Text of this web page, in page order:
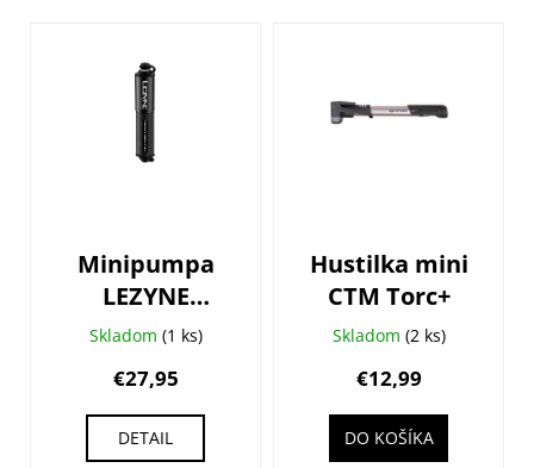
Minipumpa
LEZYNE
Pocket Drive
Skladom (1 ks)
€27,95
DETAIL
Hustilka mini
CTM Torc+
Skladom (2 ks)
€12,99
DO KOŠÍKA